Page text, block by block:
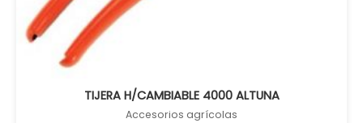
TIJERA H/CAMBIABLE 4000 ALTUNA
Accesorios agrícolas